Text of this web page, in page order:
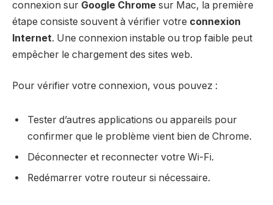
connexion sur Google Chrome sur Mac, la première
étape consiste souvent à vérifier votre connexion
Internet. Une connexion instable ou trop faible peut
empêcher le chargement des sites web.
Pour vérifier votre connexion, vous pouvez :
Tester d’autres applications ou appareils pour
confirmer que le problème vient bien de Chrome.
Déconnecter et reconnecter votre Wi-Fi.
Redémarrer votre routeur si nécessaire.